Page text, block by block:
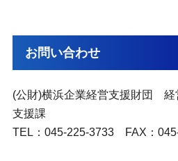
お問い合わせ
(公財)横浜企業経営支援財団 経
支援課
TEL：045-225-3733 FAX：